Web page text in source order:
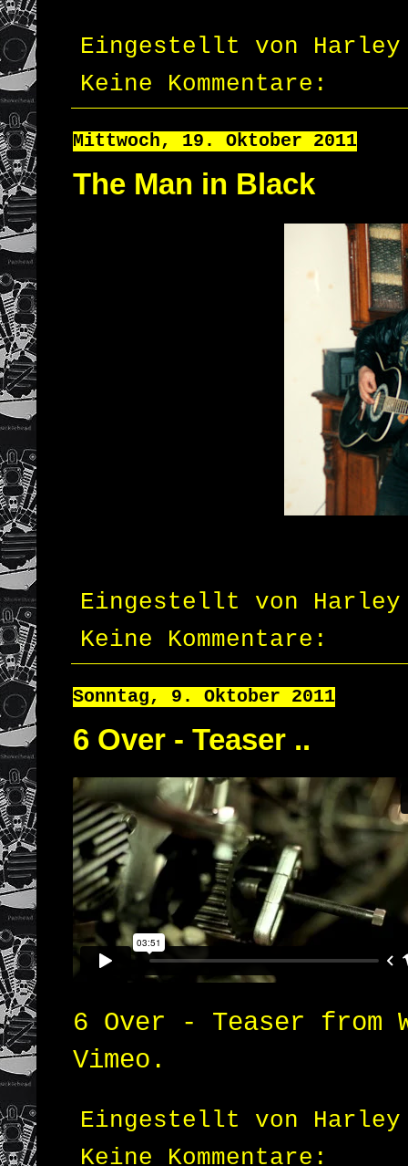
Eingestellt von
Keine Kommentare:
Mittwoch, 19. Oktober 2011
The Man in Black
Eingestellt von
Keine Kommentare:
Sonntag, 9. Oktober 2011
6 Over - Teaser ..
6 Over - Teaser from
Vimeo .
Eingestellt von
Keine Kommentare: